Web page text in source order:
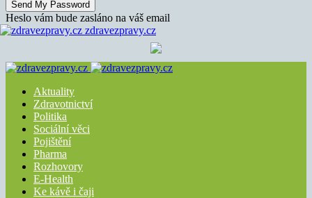
Heslo vám bude zasláno na váš email
zdravezpravy.cz
Aktuality
Zdravotnictví
Politika
Sociální věci
Pojištění
Pharma
Rozhovory
E-Health
Ke kávě i čaji